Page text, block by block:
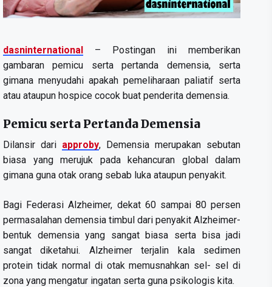
dasninternational – Postingan ini memberikan
gambaran pemicu serta pertanda demensia, serta
gimana menyudahi apakah pemeliharaan paliatif serta
atau ataupun hospice cocok buat penderita demensia.
Pemicu serta Pertanda Demensia
Dilansir dari approby, Demensia merupakan sebutan
biasa yang merujuk pada kehancuran global dalam
gimana guna otak orang sebab luka ataupun penyakit.
Bagi Federasi Alzheimer, dekat 60 sampai 80 persen
permasalahan demensia timbul dari penyakit Alzheimer-
bentuk demensia yang sangat biasa serta bisa jadi
sangat diketahui. Alzheimer terjalin kala sedimen
protein tidak normal di otak memusnahkan sel- sel di
zona yang mengatur ingatan serta guna psikologis kita.